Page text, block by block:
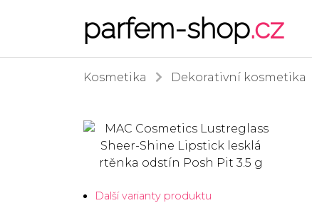
parfem-shop.cz
Kosmetika Dekorativní kosmetika
Další varianty produktu